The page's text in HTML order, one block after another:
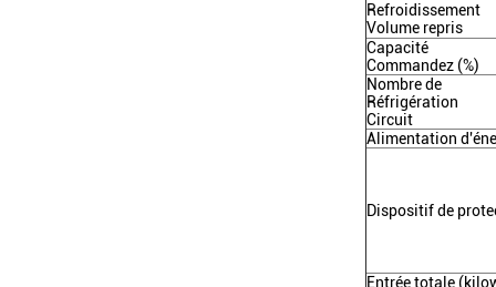
Refroidissement
Volume repris
Capacité
Commandez (%)
Nombre de
Réfrigération
Circuit
Alimentation
Dispositif de
Entrée totale